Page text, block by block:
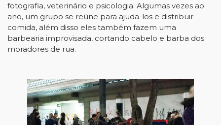
fotografia, veterinário e psicologia. Algumas vezes ao
ano, um grupo se reúne para ajuda-los e distribuir
comida, além disso eles também fazem uma
barbearia improvisada, cortando cabelo e barba dos
moradores de rua.